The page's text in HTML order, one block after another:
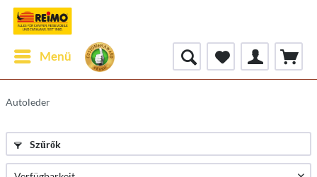
Menü
Autoleder
Szűrők